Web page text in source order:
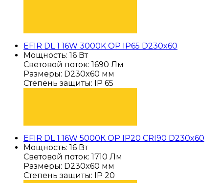
EFIR DL 1 16W 3000K OP IP65 D230x60
Мощность: 16 Вт
Световой поток: 1690 Лм
Размеры: D230x60 мм
Степень защиты: IP 65
EFIR DL 1 16W 5000К OP IP20 CRI90 D230x60
Мощность: 16 Вт
Световой поток: 1710 Лм
Размеры: D230x60 мм
Степень защиты: IP 20